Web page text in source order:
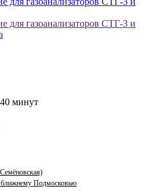
минут
ближнему Подмосковью